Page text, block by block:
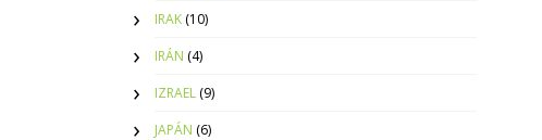
IRAK (10)
IRÁN (4)
IZRAEL (9)
JAPÁN (6)